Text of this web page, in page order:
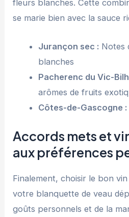
fleurs blanches. Cette
se marie bien avec la sauce
Jurançon sec : Notes
blanches
Pacherenc du Vic-
arômes de fruits
Côtes-de-Gascogne :
Accords mets et
aux préférences
Finalement, choisir le bon
votre blanquette de veau
goûts personnels et de la